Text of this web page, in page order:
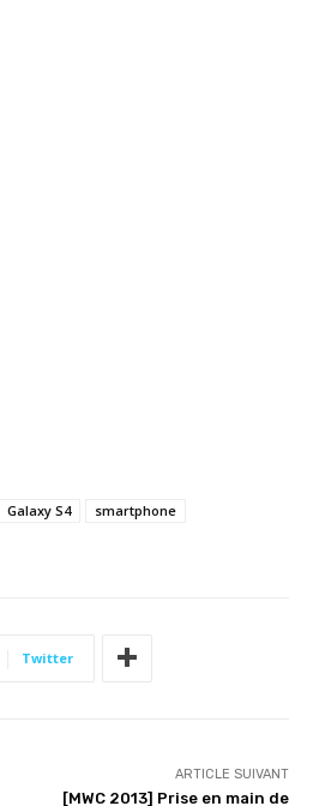
Galaxy S4
smartphone
Twitter
ARTICLE SUIVANT
[MWC 2013] Prise en main de